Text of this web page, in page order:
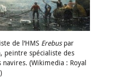
de l’HMS Erebuspar
peintre spécialiste des
navires. (Wikimedia : Royal